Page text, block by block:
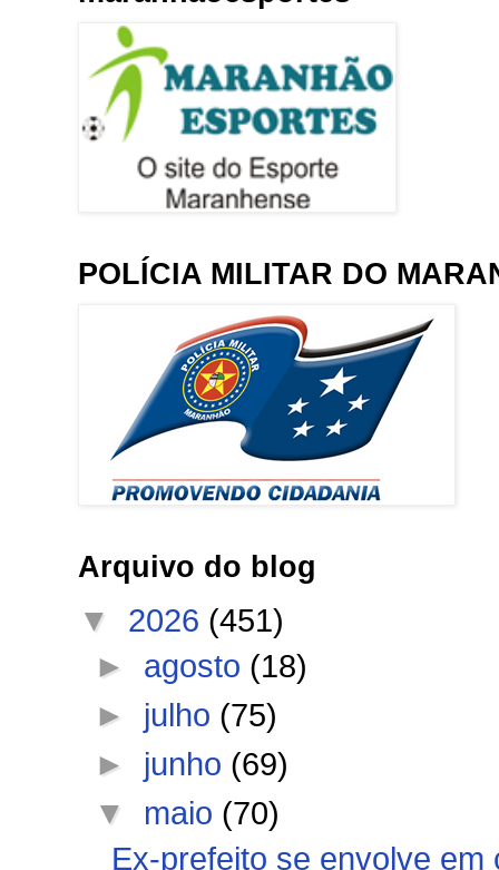
POLÍCIA MILITAR DO
Arquivo do blog
▼ 2026 (451)
► agosto (18)
► julho (75)
► junho (69)
▼ maio (70)
Ex-prefeito se envolve